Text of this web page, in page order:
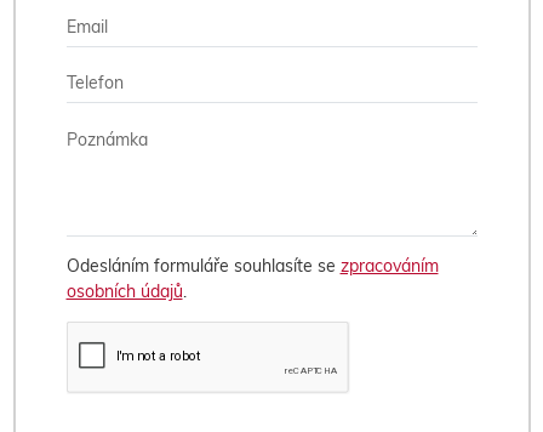
Odesláním formuláře souhlasíte se zpracováním
osobních údajů.